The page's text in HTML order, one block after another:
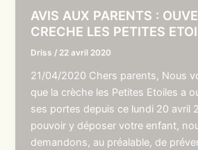
AVIS AUX PARENTS :
CRECHE LES PETITES
Driss / 22 avril 2020
21/04/2020 Chers parents, Nous
que la crèche les Petites Etoiles a
ses portes depuis ce lundi 20 avril
pouvoir y déposer votre enfant,
demandons, au préalable, de